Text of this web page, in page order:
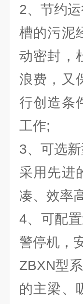
2、节约
槽的污泥
动密封，
浪费，又
行创造条
工作;
3、可选
采用先进
凑、效率
4、可配
警停机，
ZBXN型
的主梁、